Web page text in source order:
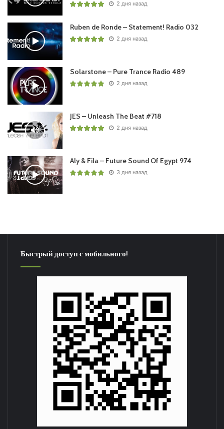
2 дня назад
Ruben de Ronde – Statement! Radio 032
2 дня назад
Solarstone – Pure Trance Radio 489
2 дня назад
JES – Unleash The Beat #718
2 дня назад
Aly & Fila – Future Sound Of Egypt 974
3 дня назад
Быстрый доступ с мобильного!